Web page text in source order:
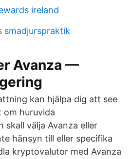
ireland
smadjurspraktik
Avanza —
kan hjälpa dig att see
om huruvida
skall välja Avanza eller
hänsyn till eller specifika
kryptovalutor med Avanza